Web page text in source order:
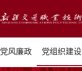
党风廉政 党组织建设